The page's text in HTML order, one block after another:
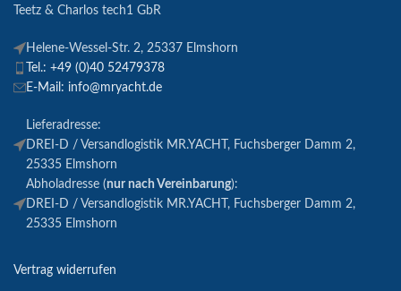
Teetz & Charlos tech1 GbR
Helene-Wessel-Str. 2, 25337 Elmshorn
Tel.: +49 (0)40 52479378
E-Mail: info@mryacht.de
Lieferadresse:
DREI-D / Versandlogistik MR.YACHT, Fuchsberger Damm 2,
25335 Elmshorn
Abholadresse (nur nach Vereinbarung):
DREI-D / Versandlogistik MR.YACHT, Fuchsberger Damm 2,
25335 Elmshorn
Vertrag widerrufen